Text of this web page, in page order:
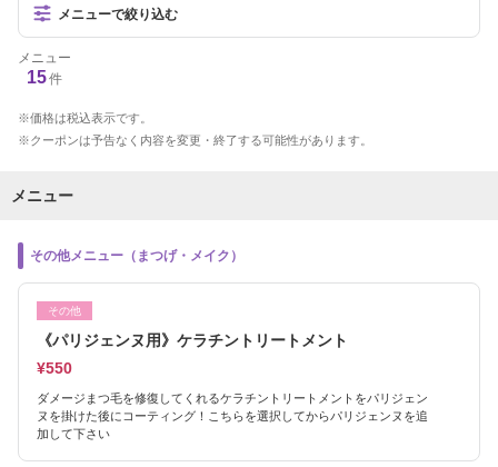
メニューで絞り込む
メニュー
15件
価格は税込表示です。
クーポンは予告なく内容を変更・終了する可能性があります。
メニュー
その他メニュー（まつげ・メイク）
その他
《パリジェンヌ用》ケラチントリートメント
¥550
ダメージまつ毛を修復してくれるケラチントリートメントをパリジェン
ヌを掛けた後にコーティング！こちらを選択してからパリジェンヌを追
加して下さい